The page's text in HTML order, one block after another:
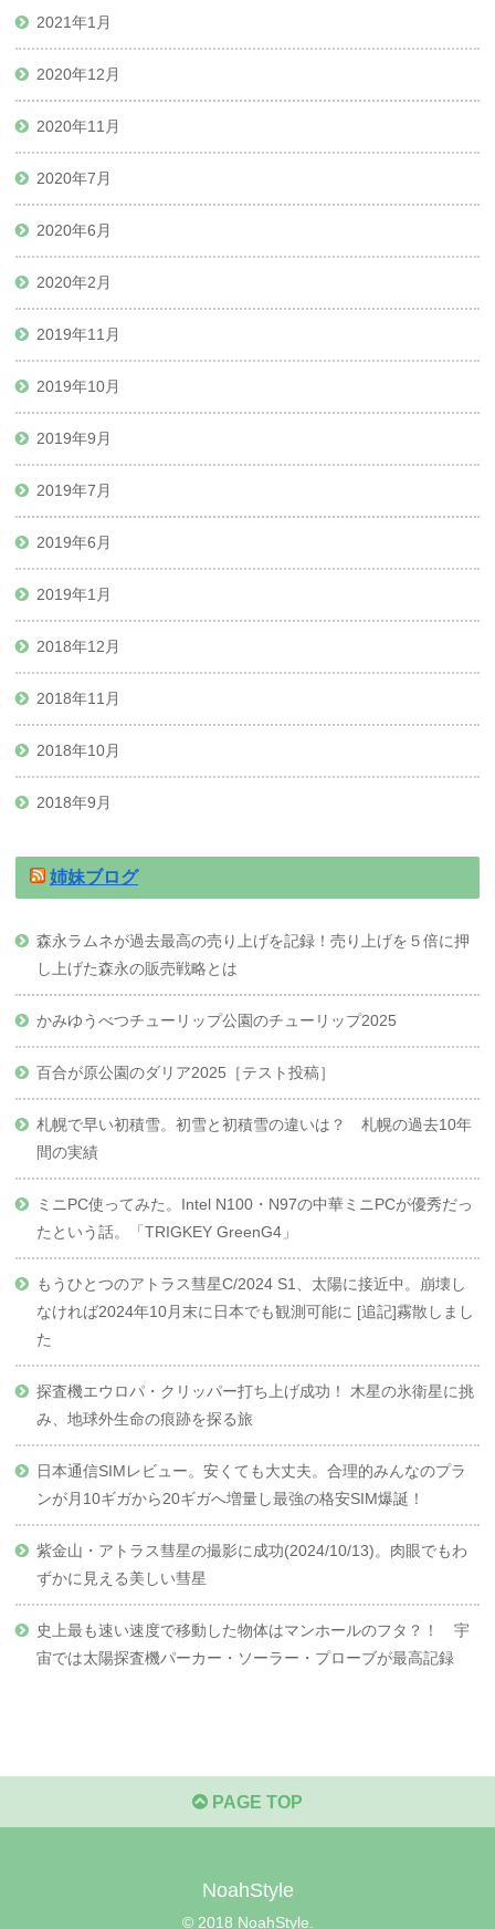
2021年1月
2020年12月
2020年11月
2020年7月
2020年6月
2020年2月
2019年11月
2019年10月
2019年9月
2019年7月
2019年6月
2019年1月
2018年12月
2018年11月
2018年10月
2018年9月
姉妹ブログ
森永ラムネが過去最高の売り上げを記録！売り上げを５倍に押
し上げた森永の販売戦略とは
かみゆうべつチューリップ公園のチューリップ2025
百合が原公園のダリア2025［テスト投稿］
札幌で早い初積雪。初雪と初積雪の違いは？ 札幌の過去10年
間の実績
ミニPC使ってみた。Intel N100・N97の中華ミニPCが優秀だっ
たという話。「TRIGKEY GreenG4」
もうひとつのアトラス彗星C/2024 S1、太陽に接近中。崩壊し
なければ2024年10月末に日本でも観測可能に [追記]霧散しまし
た
探査機エウロパ・クリッパー打ち上げ成功！ 木星の氷衛星に挑
み、地球外生命の痕跡を探る旅
日本通信SIMレビュー。安くても大丈夫。合理的みんなのプラ
ンが月10ギガから20ギガへ増量し最強の格安SIM爆誕！
紫金山・アトラス彗星の撮影に成功(2024/10/13)。肉眼でもわ
ずかに見える美しい彗星
史上最も速い速度で移動した物体はマンホールのフタ？！ 宇
宙では太陽探査機パーカー・ソーラー・プローブが最高記録
PAGE TOP
NoahStyle
© 2018 NoahStyle.